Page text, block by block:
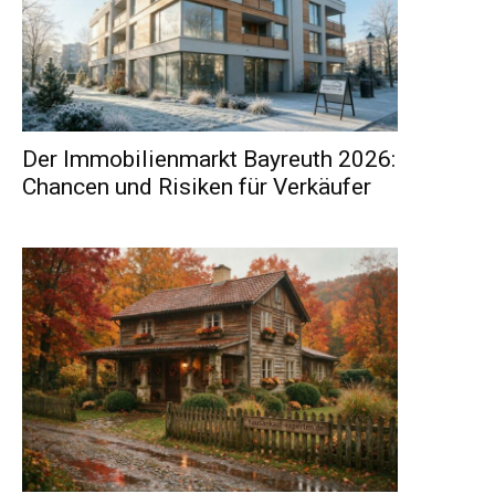
Der Immobilienmarkt Bayreuth 2026:
Chancen und Risiken für Verkäufer